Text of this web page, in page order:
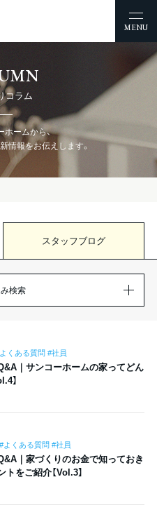
MENU
コラム
ホームから、
情報をお伝えします。
スタッフブログ
検索
くある質問 #社員
｜サンコーホームの家ってどん
】
#よくある質問 #社員
｜家づくりのお金で知っておき
トをご紹介【Vol.3】